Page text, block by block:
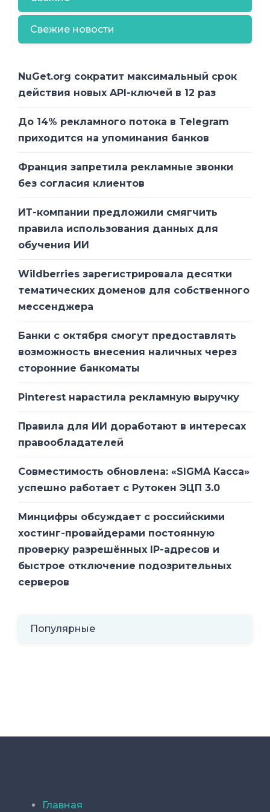
зависимость от одного поставщика (AS
28910). В Туркменистане есть только один
вышестоящий поставщик: “Ростелеком”.
со значением в 78,14% нестабильности,
что ставит страну на 202-е место в общем
высоким значением нестабильности
является Азербайджан, хотя его 47%-ая
Компания делает вывод, что
конкуренция на рынке интернет-
провайдеров приводит к динамичному
работа операторов становится более
стабильной и отказоустойчивой в
отношении рисков внутри и за
Свежие новости
NuGet.org сократит максимальный срок
действия новых API-ключей в 12 раз
До 14% рекламного потока в Telegram
приходится на упоминания банков
Франция запретила рекламные звонки
без согласия клиентов
ИТ-компании предложили смягчить
правила использования данных для
обучения ИИ
Wildberries зарегистрировала десятки
тематических доменов для собственного
мессенджера
Банки с октября смогут предоставлять
возможность внесения наличных через
сторонние банкоматы
Pinterest нарастила рекламную выручку
Правила для ИИ доработают в интересах
правообладателей
Совместимость обновлена: «SIGMA Касса»
успешно работает с Рутокен ЭЦП 3.0
Минцифры обсуждает с российскими
хостинг-провайдерами постоянную
проверку разрешённых IP-адресов и
быстрое отключение подозрительных
серверов
Популярные
Главная